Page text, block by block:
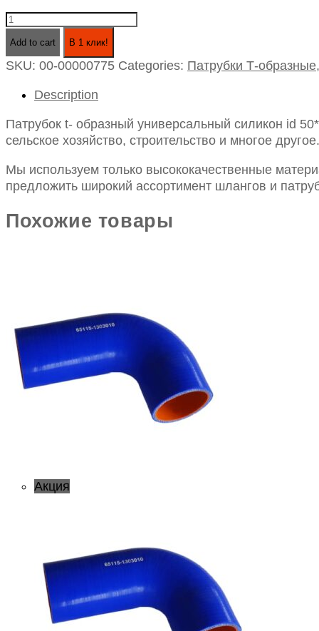
Патрубок
универсальный
50*150*35
quantity
Add to cart В 1 клик!
SKU: 00-00000775 Categories: Патрубки Т-образные
Description
Патрубок t- образный универсальный силикон id
сельское хозяйство, строительство и многое
Мы используем только высококачественные
предложить широкий ассортимент шлангов и
Похожие товары
Акция